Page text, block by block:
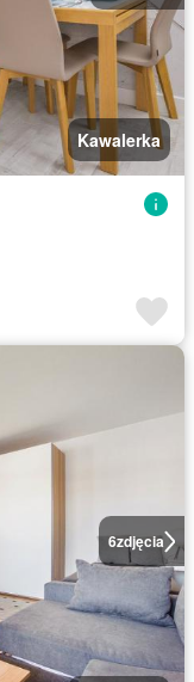
Kawalerka
6zdjęcia